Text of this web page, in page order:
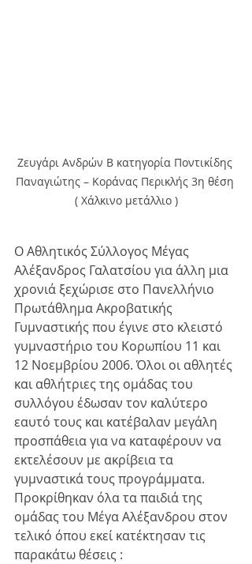
Ζευγάρι Ανδρών Β κατηγορία Ποντικίδης
Παναγιώτης – Κοράνας Περικλής 3η θέση
( Χάλκινο μετάλλιο )
Ο Αθλητικός Σύλλογος Μέγας
Αλέξανδρος Γαλατσίου για άλλη μια
χρονιά ξεχώρισε στο Πανελλήνιο
Πρωτάθλημα Ακροβατικής
Γυμναστικής που έγινε στο κλειστό
γυμναστήριο του Κορωπίου 11 και
12 Νοεμβρίου 2006. Όλοι οι αθλητές
και αθλήτριες της ομάδας του
συλλόγου έδωσαν τον καλύτερο
εαυτό τους και κατέβαλαν μεγάλη
προσπάθεια για να καταφέρουν να
εκτελέσουν με ακρίβεια τα
γυμναστικά τους προγράμματα.
Προκρίθηκαν όλα τα παιδιά της
ομάδας του Μέγα Αλέξανδρου στον
τελικό όπου εκεί κατέκτησαν τις
παρακάτω θέσεις :